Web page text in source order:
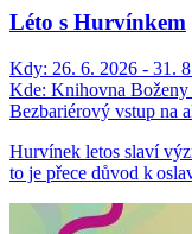
Léto s Hurvínkem
Kdy: 26. 6. 2026 - 31.
Kde: Knihovna Boženy
Bezbariérový vstup na
Hurvínek letos slaví
to je přece důvod k